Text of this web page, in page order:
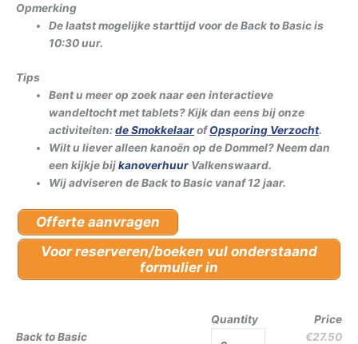
Opmerking
De laatst mogelijke starttijd voor de Back to Basic is
10:30 uur.
Tips
Bent u meer op zoek naar een interactieve
wandeltocht met tablets? Kijk dan eens bij onze
activiteiten:de SmokkelaarofOpsporing Verzocht.
Wilt u liever alleen kanoën op de Dommel? Neem dan
een kijkje bijkanoverhuur Valkenswaard.
Wij adviseren de Back to Basic vanaf 12 jaar.
Offerte aanvragen
Voor reserveren/boeken vul onderstaand
formulier in
Quantity
Price
Back to Basic
€27.50